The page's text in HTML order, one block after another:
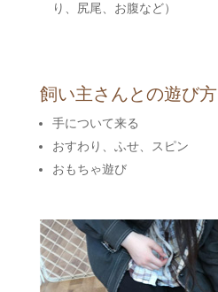
り、尻尾、お腹など）
飼い主さんとの遊び方
手について来る
おすわり、ふせ、スピン
おもちゃ遊び